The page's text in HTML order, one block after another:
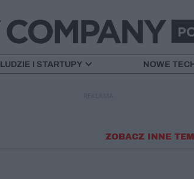
LUDZIE I STARTUPY NOWE
ZOBACZ INNE